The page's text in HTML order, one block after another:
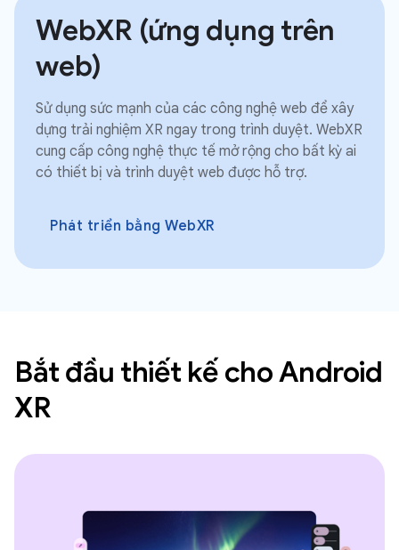
WebXR (ứng dụng trên
web)
Sử dụng sức mạnh của các công nghệ web để xây
dựng trải nghiệm XR ngay trong trình duyệt. WebXR
cung cấp công nghệ thực tế mở rộng cho bất kỳ ai
có thiết bị và trình duyệt web được hỗ trợ.
Phát triển bằng WebXR
Bắt đầu thiết kế cho Android
XR